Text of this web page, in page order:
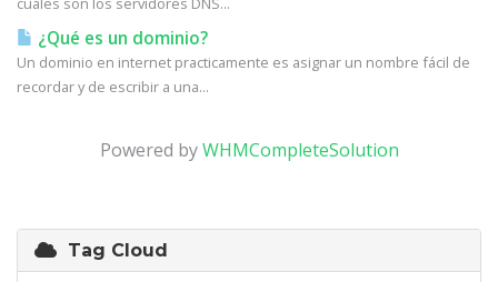
¿Qué es un dominio?
Un dominio en internet practicamente es asignar un nombre fácil de
recordar y de escribir a una...
Powered byWHMCompleteSolution
Tag Cloud